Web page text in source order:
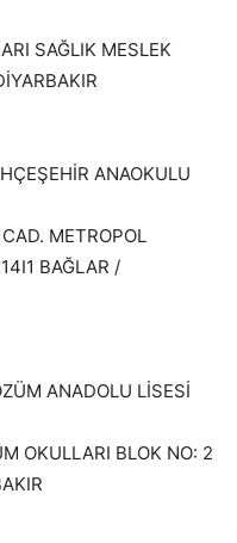
SAĞLIK MESLEK
ANAOKULU
METROPOL
BAĞLAR /
ANADOLU LİSESİ
OKULLARI BLOK NO: 2